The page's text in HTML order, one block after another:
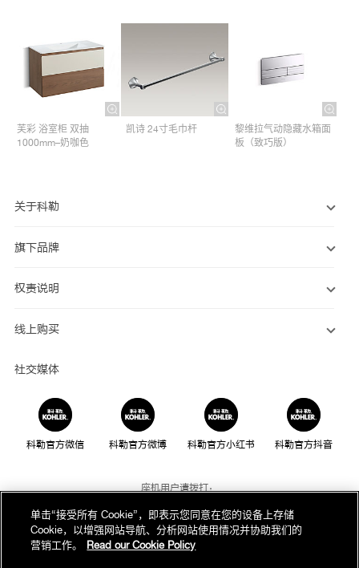
芙彩 浴室柜 双抽
1000mm–奶咖色
凯诗 24寸毛巾杆​
黎维拉气动隐藏水箱面
板（致巧版）
关于科勒
旗下品牌
权责说明
线上购买
社交媒体
科勒官方微信 科勒官方微博 科勒官方小红书 科勒官方抖音
座机用户请拨打：
800-820-2628
手机用户请拨打：
400-820-2628
单击“接受所有 Cookie”，即表示您同意在您的设备上存储
Cookie，以增强网站导航、分析网站使用情况并协助我们的
营销工作。
Read our Cookie Policy